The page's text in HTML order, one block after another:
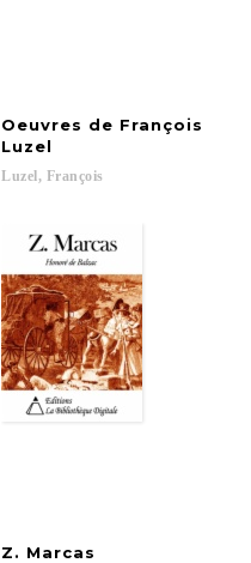
Oeuvres de François
Luzel
Luzel, François
Z. Marcas